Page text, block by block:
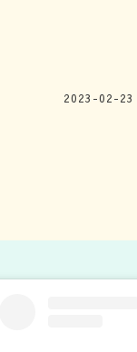
2023-02-